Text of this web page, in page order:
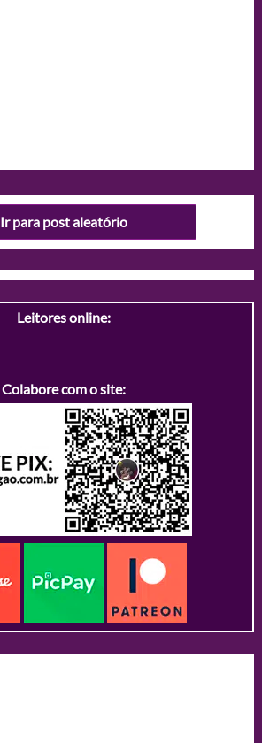
Ir para post aleatório
Leitores online:
Colabore com o site: